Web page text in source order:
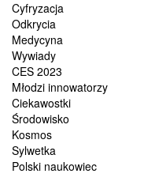
Cyfryzacja
Odkrycia
Medycyna
Wywiady
CES 2023
Młodzi innowatorzy
Ciekawostki
Środowisko
Kosmos
Sylwetka
Polski naukowiec